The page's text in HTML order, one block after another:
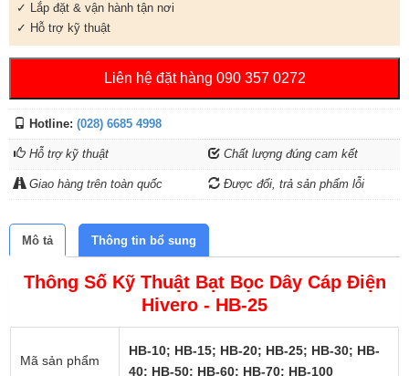
✓ Lắp đặt & vận hành tận nơi
✓ Hỗ trợ kỹ thuật
Liên hệ đặt hàng 090 357 0272
Hotline: (028) 6685 4998
Hỗ trợ kỹ thuật Chất lượng đúng cam kết
Giao hàng trên toàn quốc Được đổi, trả sản phẩm lỗi
Mô tả Thông tin bổ sung
Thông Số Kỹ Thuật Bạt Bọc Dây Cáp Điện
Hivero - HB-25
Mã sản phẩm
HB-10; HB-15; HB-20; HB-25; HB-30; HB-
40; HB-50; HB-60; HB-70; HB-100